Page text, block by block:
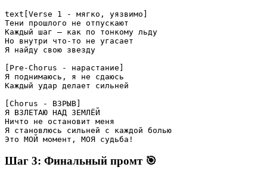
text [Verse 1 - мягко, уязвимо]
Тени прошлого не отпускают
Каждый шаг — как по тонкому льду
Но внутри что-то не угасает
Я найду свою звезду
[Pre-Chorus - нарастание]
Я поднимаюсь, я не сдаюсь
Каждый удар делает сильней
[Chorus - ВЗРЫВ]
Я ВЗЛЕТАЮ НАД ЗЕМЛЁЙ
Ничто не остановит меня
Я становлюсь сильней с каждой болью
Это МОЙ момент, МОЯ судьба!
Шаг 3: Финальный промт 🎯